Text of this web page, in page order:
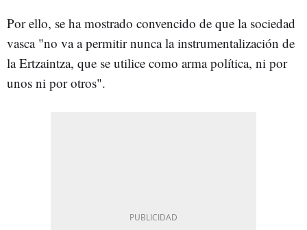
Por ello, se ha mostrado convencido de que la sociedad
vasca "no va a permitir nunca la instrumentalización de
la Ertzaintza, que se utilice como arma política, ni por
unos ni por otros".